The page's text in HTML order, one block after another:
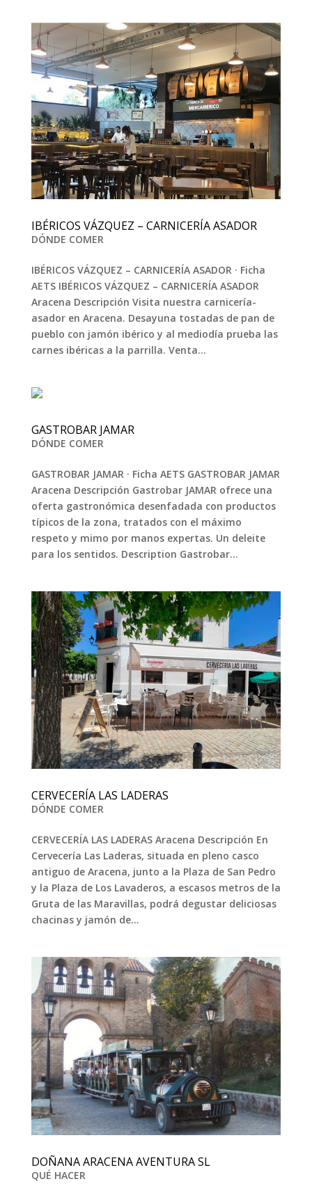
IBÉRICOS VÁZQUEZ – CARNICERÍA ASADOR
DÓNDE COMER
IBÉRICOS VÁZQUEZ – CARNICERÍA ASADOR · Ficha
AETS IBÉRICOS VÁZQUEZ – CARNICERÍA ASADOR
Aracena Descripción Visita nuestra carnicería-
asador en Aracena. Desayuna tostadas de pan de
pueblo con jamón ibérico y al mediodía prueba las
carnes ibéricas a la parrilla. Venta...
GASTROBAR JAMAR
DÓNDE COMER
GASTROBAR JAMAR · Ficha AETS GASTROBAR JAMAR
Aracena Descripción Gastrobar JAMAR ofrece una
oferta gastronómica desenfadada con productos
típicos de la zona, tratados con el máximo
respeto y mimo por manos expertas. Un deleite
para los sentidos. Description Gastrobar...
CERVECERÍA LAS LADERAS
DÓNDE COMER
CERVECERÍA LAS LADERAS Aracena Descripción En
Cervecería Las Laderas, situada en pleno casco
antiguo de Aracena, junto a la Plaza de San Pedro
y la Plaza de Los Lavaderos, a escasos metros de la
Gruta de las Maravillas, podrá degustar deliciosas
chacinas y jamón de...
DOÑANA ARACENA AVENTURA SL
QUÉ HACER